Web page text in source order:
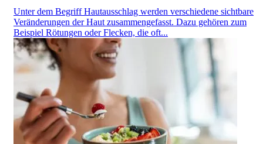
Unter dem Begriff Hautausschlag werden verschiedene sichtbare
Veränderungen der Haut zusammengefasst. Dazu gehören zum
Beispiel Rötungen oder Flecken, die oft...